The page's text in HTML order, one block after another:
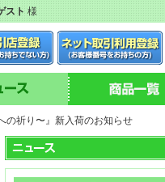
スト様
の祈り〜』新入荷のお知らせ